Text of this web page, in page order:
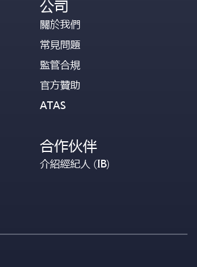
公司
關於我們
常見問題
監管合規
官方贊助
ATAS
合作伙伴
介紹經紀人 (IB)